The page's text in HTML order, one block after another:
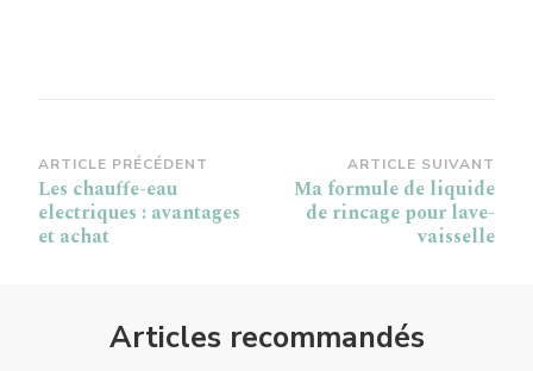
Navigation
d’article
ARTICLE PRÉCÉDENT
Les chauffe-eau
electriques : avantages
et achat
ARTICLE SUIVANT
Ma formule de liquide
de rincage pour lave-
vaisselle
Articles recommandés